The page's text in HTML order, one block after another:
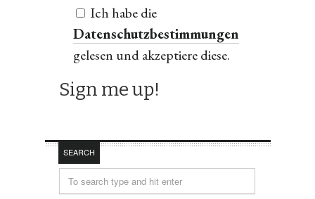
Ich habe die
Datenschutzbestimmungen
gelesen und akzeptiere diese.
SEARCH